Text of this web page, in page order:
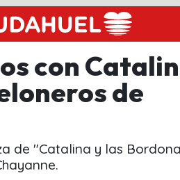
con
de
de "Catalina y las